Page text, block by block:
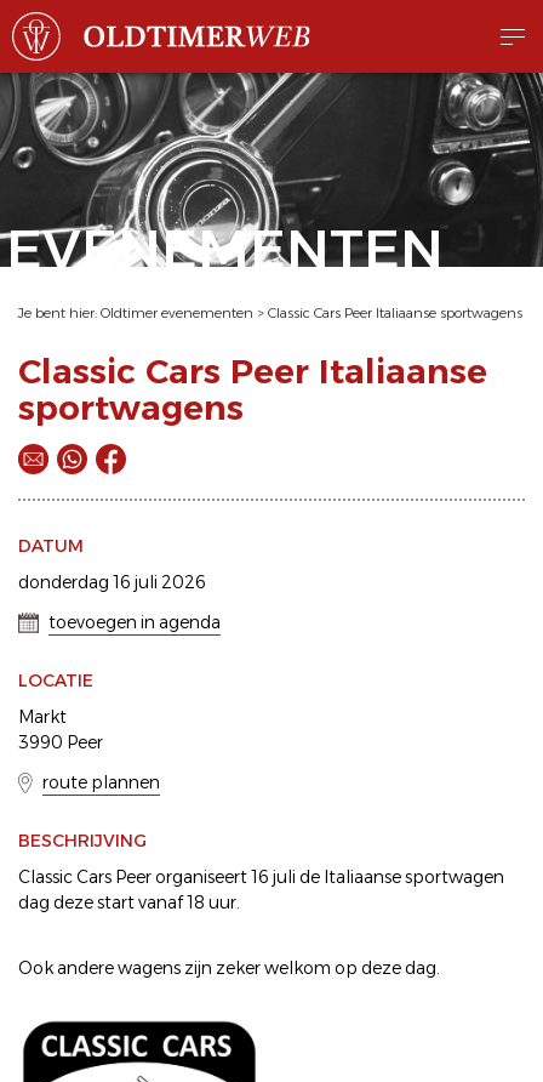
EVENEMENTEN
Je bent hier: Oldtimer evenementen > Classic Cars Peer Italiaanse sportwagens
Classic Cars Peer Italiaanse
sportwagens
DATUM
donderdag 16 juli 2026
toevoegen in agenda
LOCATIE
Markt
3990 Peer
route plannen
BESCHRIJVING
Classic Cars Peer organiseert 16 juli de Italiaanse sportwagen
dag deze start vanaf 18 uur.
Ook andere wagens zijn zeker welkom op deze dag.